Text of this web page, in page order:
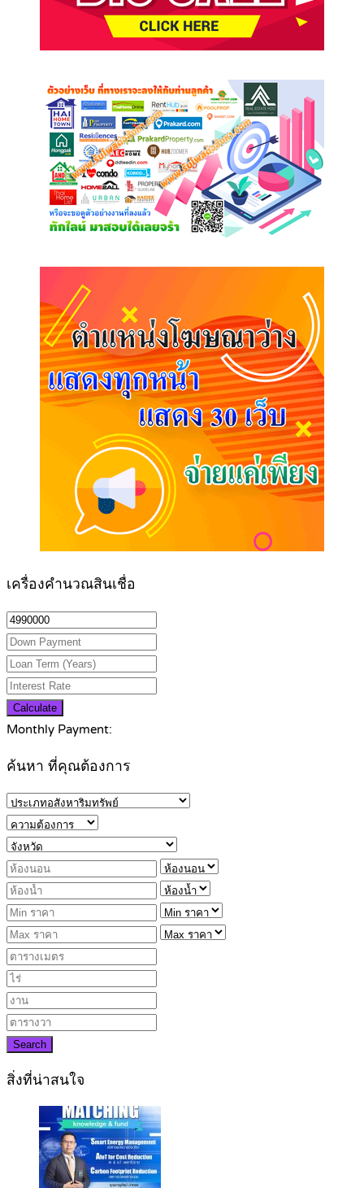
เครื่องคำนวณสินเชื่อ
Calculate
Monthly Payment:
ค้นหา ที่คุณต้องการ
Search
สิ่งที่น่าสนใจ